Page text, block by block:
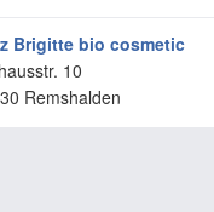
Brigitte bio cosmetic
10
Remshalden